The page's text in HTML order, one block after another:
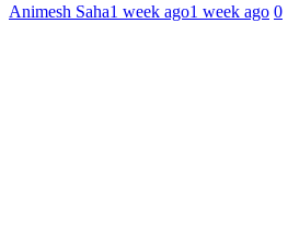
Animesh Saha1 week ago1 week ago 0